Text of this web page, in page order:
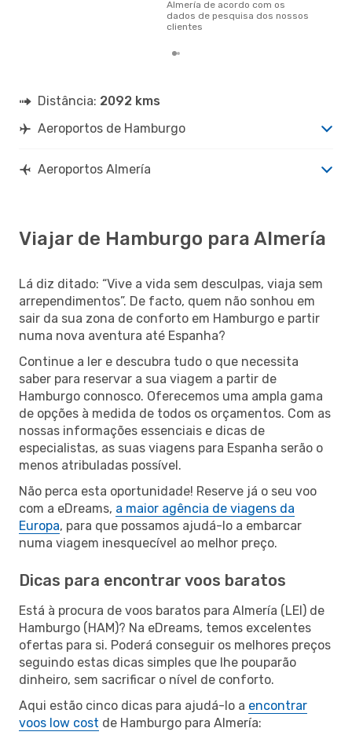
Almería de acordo com os
dados de pesquisa dos nossos
clientes
Distância: 2092 kms
Aeroportos de Hamburgo
Aeroportos Almería
Viajar de Hamburgo para Almería
Lá diz ditado: “Vive a vida sem desculpas, viaja sem
arrependimentos”. De facto, quem não sonhou em
sair da sua zona de conforto em Hamburgo e partir
numa nova aventura até Espanha?
Continue a ler e descubra tudo o que necessita
saber para reservar a sua viagem a partir de
Hamburgo connosco. Oferecemos uma ampla gama
de opções à medida de todos os orçamentos. Com as
nossas informações essenciais e dicas de
especialistas, as suas viagens para Espanha serão o
menos atribuladas possível.
Não perca esta oportunidade! Reserve já o seu voo
com a eDreams, a maior agência de viagens da
Europa, para que possamos ajudá-lo a embarcar
numa viagem inesquecível ao melhor preço.
Dicas para encontrar voos baratos
Está à procura de voos baratos para Almería (LEI) de
Hamburgo (HAM)? Na eDreams, temos excelentes
ofertas para si. Poderá conseguir os melhores preços
seguindo estas dicas simples que lhe pouparão
dinheiro, sem sacrificar o nível de conforto.
Aqui estão cinco dicas para ajudá-lo a encontrar
voos low cost de Hamburgo para Almería: